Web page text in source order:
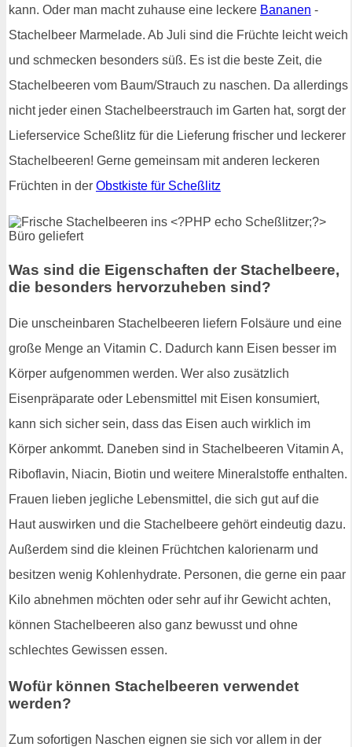
kann. Oder man macht zuhause eine leckere Bananen -
Stachelbeer Marmelade. Ab Juli sind die Früchte leicht weich
und schmecken besonders süß. Es ist die beste Zeit, die
Stachelbeeren vom Baum/Strauch zu naschen. Da allerdings
nicht jeder einen Stachelbeerstrauch im Garten hat, sorgt der
Lieferservice Scheßlitz für die Lieferung frischer und leckerer
Stachelbeeren! Gerne gemeinsam mit anderen leckeren
Früchten in der Obstkiste für Scheßlitz
Was sind die Eigenschaften der Stachelbeere,
die besonders hervorzuheben sind?
Die unscheinbaren Stachelbeeren liefern Folsäure und eine
große Menge an Vitamin C. Dadurch kann Eisen besser im
Körper aufgenommen werden. Wer also zusätzlich
Eisenpräparate oder Lebensmittel mit Eisen konsumiert,
kann sich sicher sein, dass das Eisen auch wirklich im
Körper ankommt. Daneben sind in Stachelbeeren Vitamin A,
Riboflavin, Niacin, Biotin und weitere Mineralstoffe enthalten.
Frauen lieben jegliche Lebensmittel, die sich gut auf die
Haut auswirken und die Stachelbeere gehört eindeutig dazu.
Außerdem sind die kleinen Früchtchen kalorienarm und
besitzen wenig Kohlenhydrate. Personen, die gerne ein paar
Kilo abnehmen möchten oder sehr auf ihr Gewicht achten,
können Stachelbeeren also ganz bewusst und ohne
schlechtes Gewissen essen.
Wofür können Stachelbeeren verwendet
werden?
Zum sofortigen Naschen eignen sie sich vor allem in der